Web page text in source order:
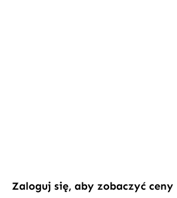
Zaloguj się, aby zobaczyć ceny